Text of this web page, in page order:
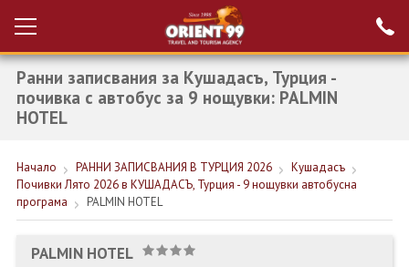
Вход за агенти
Проверка на
резервация
НОВА ГОДИНА ТУРЦИЯ
НОВА ГОДИНА
Ранни записвания за Кушадасъ, Турция -
почивка с автобус за 9 нощувки: PALMIN
HOTEL
Начало РАННИ ЗАПИСВАНИЯ В ТУРЦИЯ 2026
Кушадасъ
Почивки Лято 2026 в КУШАДАСЪ, Турция - 9 нощувки автобусна
програма
PALMIN HOTEL
PALMIN HOTEL